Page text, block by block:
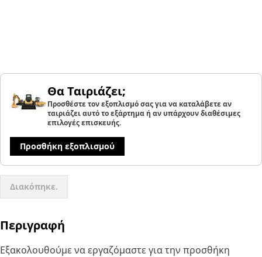
Θα Ταιριάζει;
Προσθέστε τον εξοπλισμό σας για να καταλάβετε αν
ταιριάζει αυτό το εξάρτημα ή αν υπάρχουν διαθέσιμες
επιλογές επισκευής.
Προσθήκη εξοπλισμού
Διακόπηκε.
Περιγραφή
Εξακολουθούμε να εργαζόμαστε για την προσθήκη